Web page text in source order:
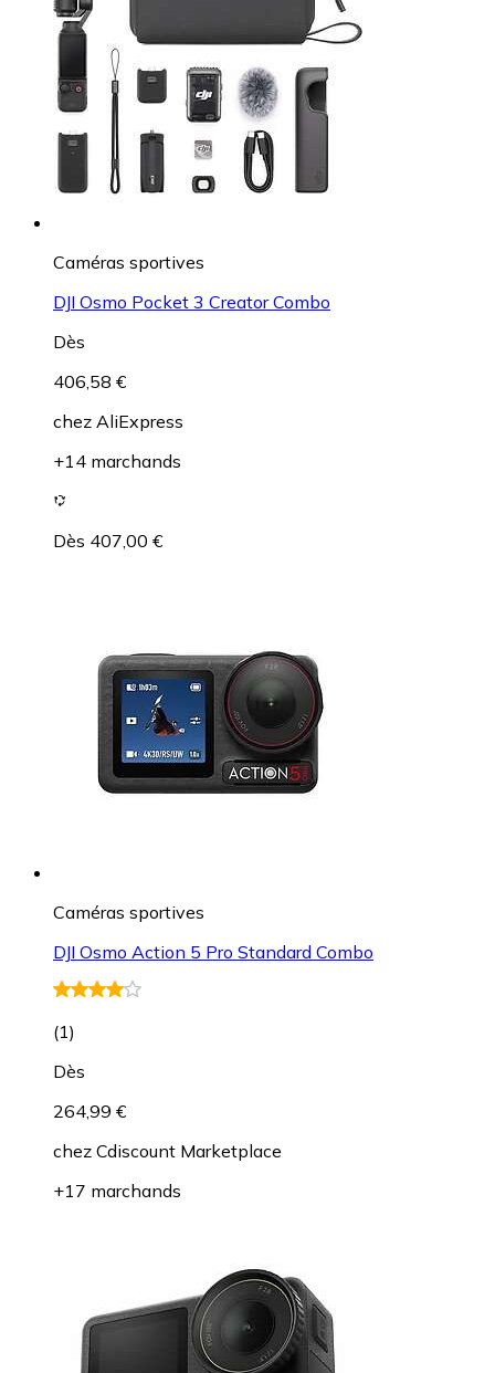
Caméras sportives
DJI Osmo Pocket 3 Creator Combo
Dès
406,58 €
chez AliExpress
+14 marchands
Dès 407,00 €
Caméras sportives
DJI Osmo Action 5 Pro Standard Combo
(1)
Dès
264,99 €
chez Cdiscount Marketplace
+17 marchands